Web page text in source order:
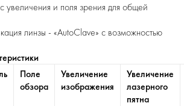
увеличения и поля зрения для общей
линзы - «AutoClave» с возможностью
Поле
обзора
Увеличение
изображения
Увеличение
лазерного
пятна